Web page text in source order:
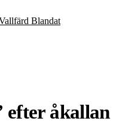
Blandat
efter åkallan